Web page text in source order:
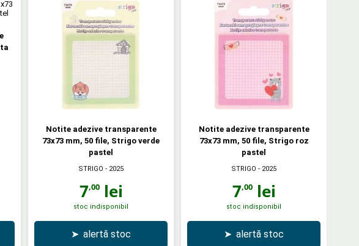
Notite adezive transparente
73x73 mm, 50 file, Strigo verde
pastel
STRIGO - 2025
7,00lei
stoc indisponibil
➤ alertă stoc
Notite adezive transparente
73x73 mm, 50 file, Strigo roz
pastel
STRIGO - 2025
7,00lei
stoc indisponibil
➤ alertă stoc